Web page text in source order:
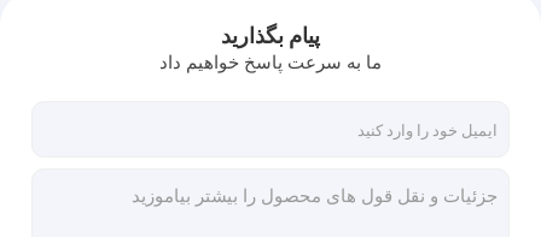
پیام بگذارید
ما به سرعت پاسخ خواهیم داد